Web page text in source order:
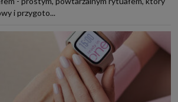
i przygoto...